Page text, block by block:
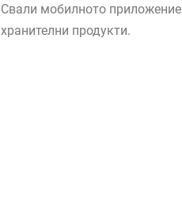
Свали мобилното приложение
хранителни продукти.